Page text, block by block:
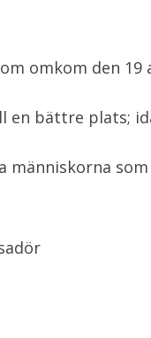
omkom den
en bättre plats;
människorna